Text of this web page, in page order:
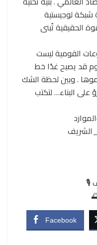
شبكة لوجيستية
الحقيقية تُبنى
القومية ليست
قد يصبح غدًا خط
. وبين لحظة الشك
البناء… لتكتب
🎙️
Facebook